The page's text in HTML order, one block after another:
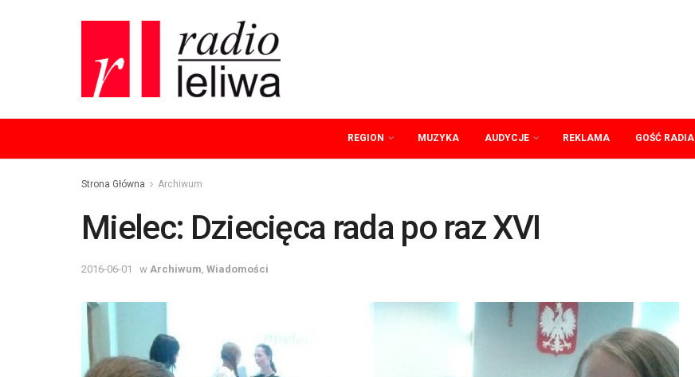
REGION MUZYKA AUDYCJE REKLAMA GOŚĆ RADIA
Strona Główna Archiwum
Mielec: Dziecięca rada po raz XVI
2016-06-01 w Archiwum Wiadomości